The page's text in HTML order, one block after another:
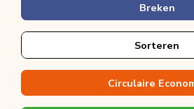
Breken
Sorteren
Circulaire